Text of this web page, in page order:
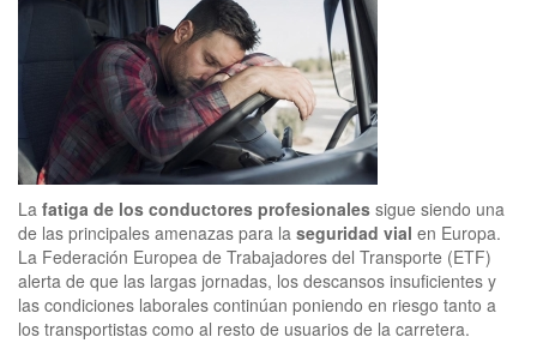
La fatiga de los conductores profesionales sigue siendo una
de las principales amenazas para la seguridad vial en Europa.
La Federación Europea de Trabajadores del Transporte (ETF)
alerta de que las largas jornadas, los descansos insuficientes y
las condiciones laborales continúan poniendo en riesgo tanto a
los transportistas como al resto de usuarios de la carretera.